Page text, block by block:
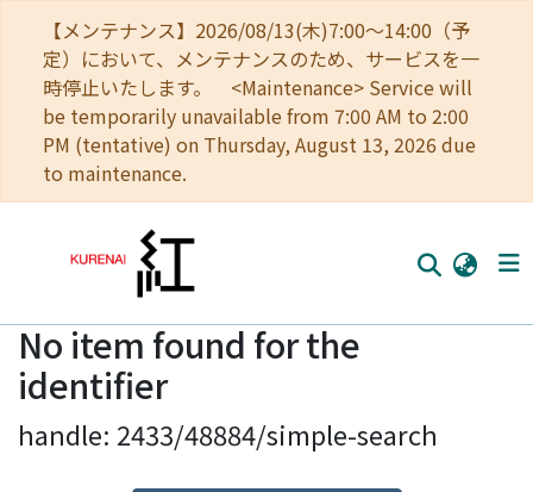
【メンテナンス】2026/08/13(木)7:00～14:00（予
定）において、メンテナンスのため、サービスを一
時停止いたします。 <Maintenance> Service will
be temporarily unavailable from 7:00 AM to 2:00
PM (tentative) on Thursday, August 13, 2026 due
to maintenance.
Home
Communities
Browse
No item found for the
identifier
handle: 2433/48884/simple-search